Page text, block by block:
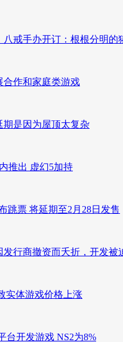
戒手办开订：根根分明的
合作和家庭类游戏
期是因为屋顶太复杂
推出 虚幻5加持
跳票 将延期至2月28日发售
行商撤资而夭折，开发被
实体游戏价格上涨
台开发游戏 NS2为8%